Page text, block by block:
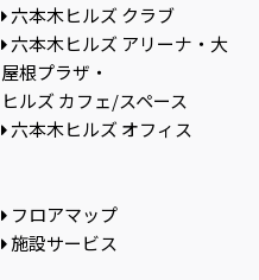
六本木ヒルズ クラブ
六本木ヒルズ アリーナ・大
屋根プラザ・
ヒルズ カフェ/スペース
六本木ヒルズ オフィス
フロアマップ
施設サービス